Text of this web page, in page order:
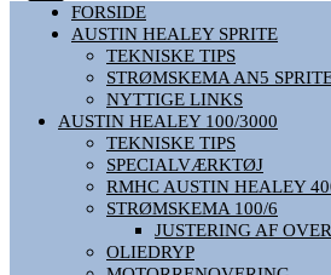
FORSIDE
AUSTIN HEALEY SPRITE
TEKNISKE TIPS
STRØMSKEMA AN5
NYTTIGE LINKS
AUSTIN HEALEY 100/3000
TEKNISKE TIPS
SPECIALVÆRKTØJ
RMHC AUSTIN HEALEY
STRØMSKEMA 100/6
JUSTERING AF
OLIEDRYP